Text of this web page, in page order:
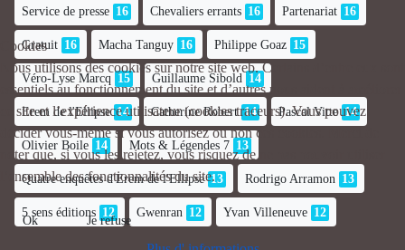
Service de presse 16 Chevaliers errants 16 Partenariat 16
Gratuit 16 Macha Tanguy 16 Philippe Goaz 15
Véro-Lyse Marcq 15 Guillaume Sibold 14
Erem de l'Ellipse 14 Catherine Robert 14 Pascal Vitte 14
Olivier Boile 14 Mots & Légendes 7 13
Quatre enquêtes d'Erem de l'Ellipse 13 Rodrigo Arramon 13
5 sens éditions 12 Gwenran 12 Yvan Villeneuve 12
Cookies
Nous utilisons des cookies sur notre site web. Certains d’entre eux sont
essentiels au fonctionnement du site et d’autres nous aident à améliorer
ce site et l’expérience utilisateur (cookies traceurs). Vous pouvez
décider vous-même si vous autorisez ou non ces cookies. Merci de
noter que, si vous les rejetez, vous risquez de ne pas pouvoir utiliser
l’ensemble des fonctionnalités du site.
Ok Je refuse